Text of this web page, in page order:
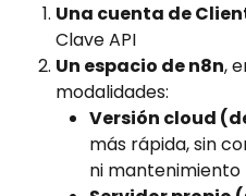
Una cuenta de
Clave API
Un espacio de n8n,
modalidades:
Versión cloud
más rápida, sin
ni mantenimiento